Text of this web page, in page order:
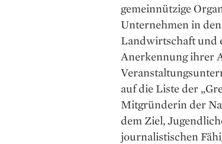
gemeinnützige
Unternehmen in
Landwirtschaft und
Anerkennung ihrer
auf die Liste der
Mitgründerin der
dem Ziel,
journalistischen